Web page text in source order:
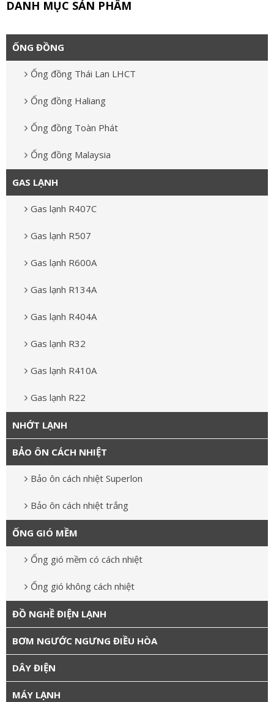
DANH MỤC SẢN PHẨM
ỐNG ĐỒNG
Ống đồng Thái Lan LHCT
Ống đồng Haliang
Ống đồng Toàn Phát
Ống đồng Malaysia
GAS LẠNH
Gas lạnh R407C
Gas lạnh R507
Gas lạnh R600A
Gas lạnh R134A
Gas lạnh R404A
Gas lạnh R32
Gas lạnh R410A
Gas lạnh R22
NHỚT LẠNH
BẢO ÔN CÁCH NHIỆT
Bảo ôn cách nhiệt Superlon
Bảo ôn cách nhiệt trắng
ỐNG GIÓ MỀM
Ống gió mềm có cách nhiệt
Ống gió không cách nhiệt
ĐỒ NGHỀ ĐIỆN LẠNH
BƠM NGƯỚC NGƯNG ĐIỀU HÒA
DÂY ĐIỆN
MÁY LẠNH